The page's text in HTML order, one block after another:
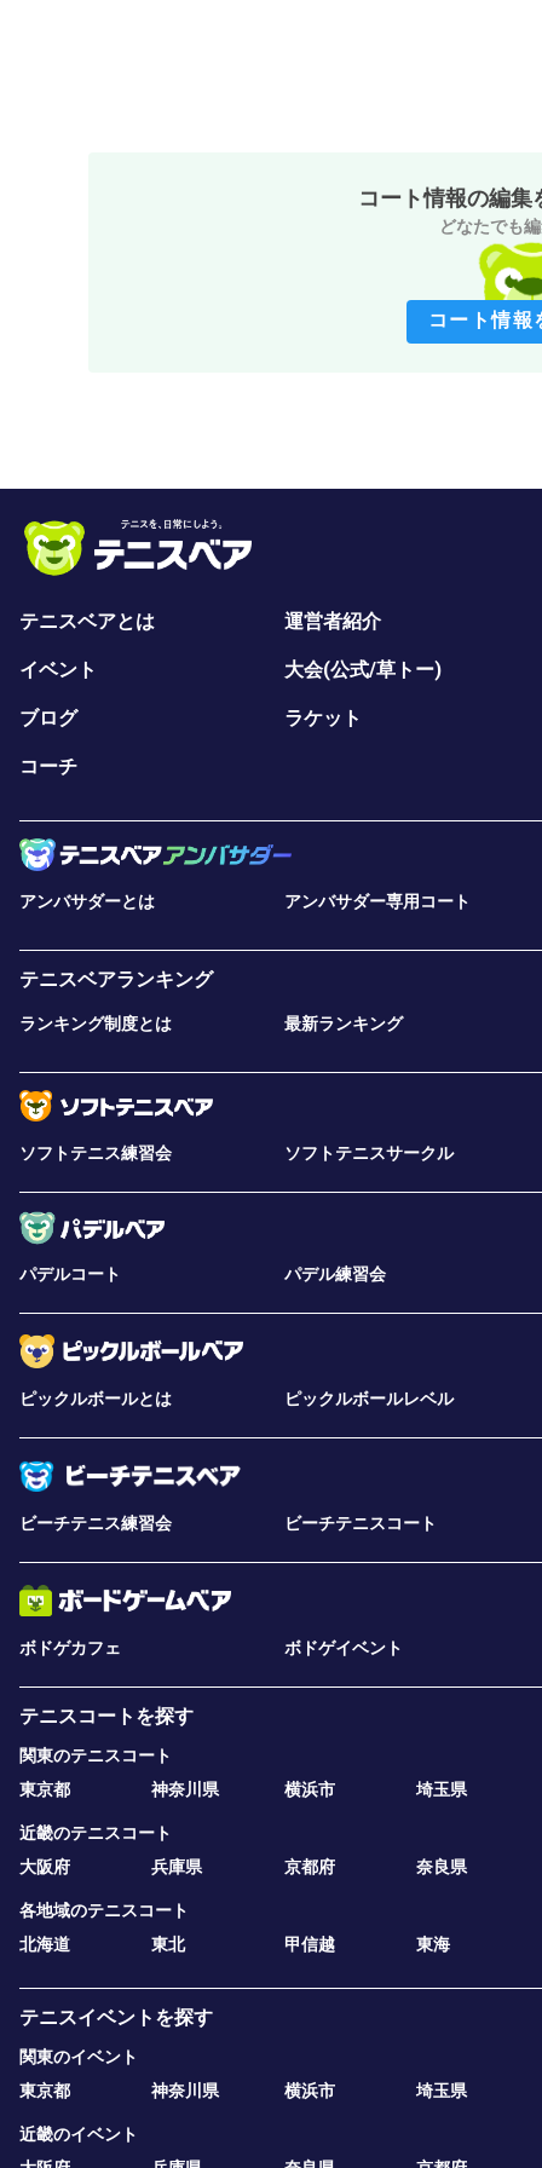
コート情報の編集
どなたでも
コート情報
テニスベアとは 運営者紹介
イベント 大会(公式/草トー)
ブログ ラケット
コーチ
アンバサダーとは アンバサダー専用コート
テニスベアランキング
ランキング制度とは 最新ランキング
ソフトテニス練習会 ソフトテニスサークル
パデルコート パデル練習会
ピックルボールとは ピックルボールレベル
ビーチテニス練習会 ビーチテニスコート
ボドゲカフェ ボドゲイベント
テニスコートを探す
関東のテニスコート
東京都
神奈川県 横浜市 埼玉県
近畿のテニスコート
大阪府
兵庫県 京都府 奈良県
各地域のテニスコート
北海道
東北 甲信越 東海
テニスイベントを探す
関東のイベント
東京都
神奈川県 横浜市 埼玉県
近畿のイベント